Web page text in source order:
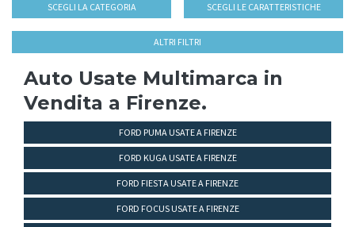
SCEGLI LA CATEGORIA SCEGLI LE CARATTERISTICHE
ALTRI FILTRI
Auto Usate Multimarca in
Vendita a Firenze.
FORD PUMA USATE A FIRENZE
FORD KUGA USATE A FIRENZE
FORD FIESTA USATE A FIRENZE
FORD FOCUS USATE A FIRENZE